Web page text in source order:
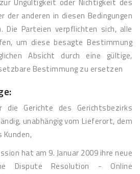
der anderen in diesen Bedingungen
Die Parteien verpflichten sich, alle
um diese besagte Bestimmung
Absicht durch eine gültige,
Bestimmung zu ersetzen
Gerichte des Gerichtsbezirks
unabhängig vom Lieferort, dem
hat am 9. Januar 2009 ihre neue
Dispute Resolution - Online